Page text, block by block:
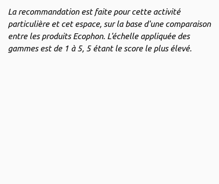
La recommandation est faite pour cette activité
particulière et cet espace, sur la base d'une comparaison
entre les produits Ecophon. L'échelle appliquée des
gammes est de 1 à 5, 5 étant le score le plus élevé.